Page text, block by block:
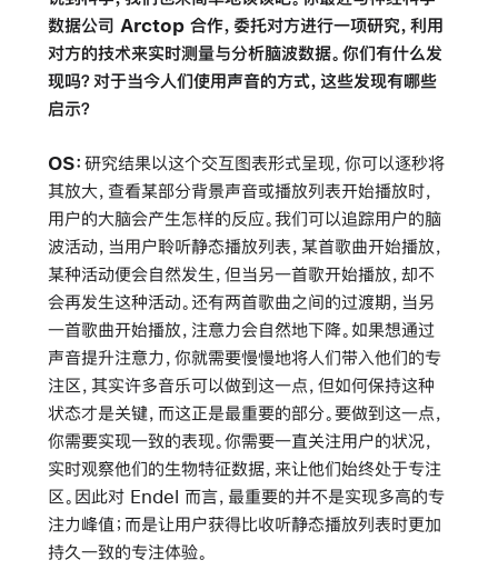
数据公司 Arctop 合作，委托对方进行一项研究，利用
对方的技术来实时测量与分析脑波数据。你们有什么发
现吗？对于当今人们使用声音的方式，这些发现有哪些
启示？
OS： 研究结果以这个交互图表形式呈现，你可以逐秒将
其放大，查看某部分背景声音或播放列表开始播放时，
用户的大脑会产生怎样的反应。我们可以追踪用户的脑
波活动，当用户聆听静态播放列表，某首歌曲开始播放，
某种活动便会自然发生，但当另一首歌开始播放，却不
会再发生这种活动。还有两首歌曲之间的过渡期，当另
一首歌曲开始播放，注意力会自然地下降。如果想通过
声音提升注意力，你就需要慢慢地将人们带入他们的专
注区，其实许多音乐可以做到这一点，但如何保持这种
状态才是关键，而这正是最重要的部分。要做到这一点，
你需要实现一致的表现。你需要一直关注用户的状况，
实时观察他们的生物特征数据，来让他们始终处于专注
区。因此对 Endel 而言，最重要的并不是实现多高的专
注力峰值；而是让用户获得比收听静态播放列表时更加
持久一致的专注体验。